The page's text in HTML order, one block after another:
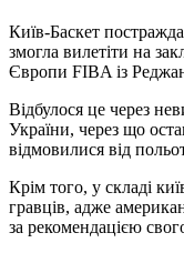
Київ-Баскет
змогла вилетіти на
Європи FIBA ​​із
Відбулося це через
України, через що
відмовилися від
Крім того, у складі
гравців, адже
за рекомендацією